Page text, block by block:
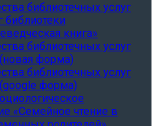
библиотечных услуг
библиотеки
книга»
библиотечных услуг
форма)
библиотечных услуг
форма)
«Семейное чтение в